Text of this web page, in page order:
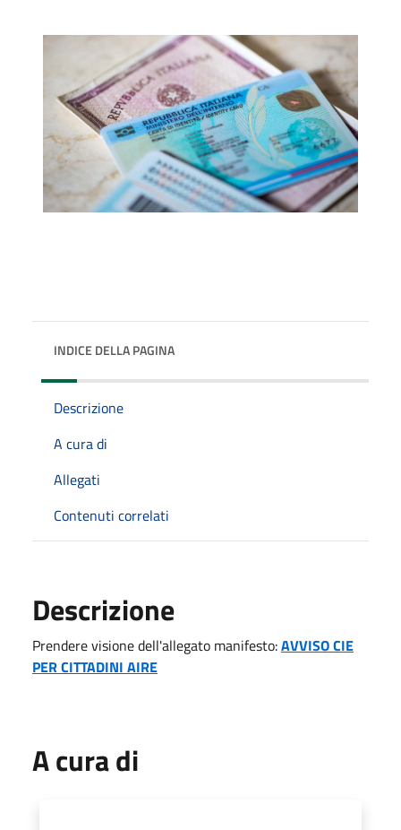
INDICE DELLA PAGINA
Descrizione
A cura di
Allegati
Contenuti correlati
Descrizione
Prendere visione dell'allegato manifesto:AVVISO CIE
PER CITTADINI AIRE
A cura di